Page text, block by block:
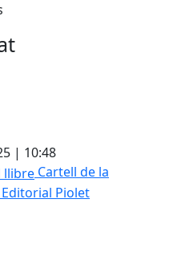
| 10:48
Cartell de la
Piolet